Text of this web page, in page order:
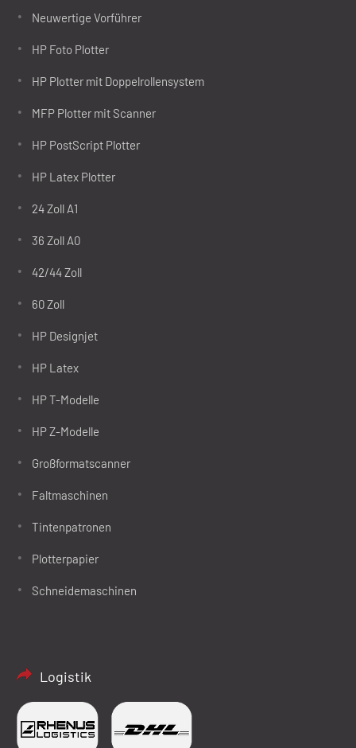
Neuwertige Vorführer
HP Foto Plotter
HP Plotter mit Doppelrollensystem
MFP Plotter mit Scanner
HP PostScript Plotter
HP Latex Plotter
24 Zoll A1
36 Zoll A0
42/44 Zoll
60 Zoll
HP Designjet
HP Latex
HP T-Modelle
HP Z-Modelle
Großformatscanner
Faltmaschinen
Tintenpatronen
Plotterpapier
Schneidemaschinen
Logistik